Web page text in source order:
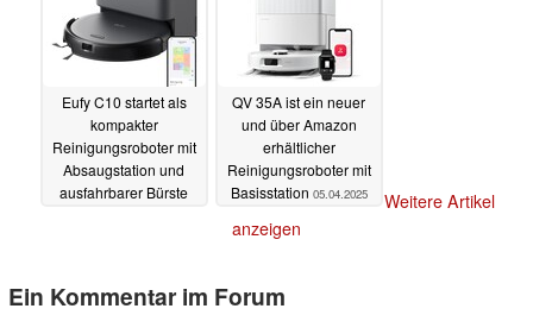
Eufy C10 startet als
kompakter
Reinigungsroboter mit
Absaugstation und
ausfahrbarer Bürste
QV 35A ist ein neuer
und über Amazon
erhältlicher
Reinigungsroboter mit
Basisstation 05.04.2025
Weitere Artikel
anzeigen
Ein Kommentar im Forum